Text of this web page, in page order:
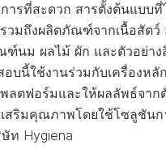
ารที่สะดวก สารตั้งต้นแบบที่
วมถึงผลิตภัณฑ์จากเนื้อสัตว์
ฑ์นม ผลไม้ ผัก และตัวอย่าง
บนี้ใช้งานร่วมกับเครื่องหลั
พลตฟอร์มและให้ผลลัพธ์จาก
สริมคุณภาพโดยใช้โซลูชันก
ท Hygiena